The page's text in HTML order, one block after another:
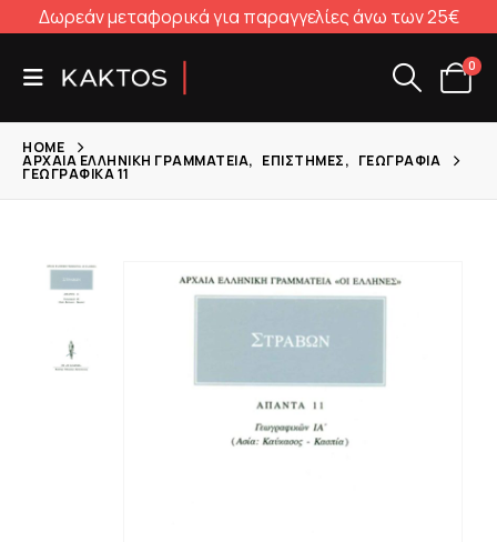
Δωρεάν μεταφορικά για παραγγελίες άνω των 25€
0
HOME
ΑΡΧΑΊΑ ΕΛΛΗΝΙΚΉ ΓΡΑΜΜΑΤΕΊΑ, ΕΠΙΣΤΉΜΕΣ, ΓΕΩΓΡΑΦΊΑ
ΓΕΩΓΡΑΦΙΚΆ 11